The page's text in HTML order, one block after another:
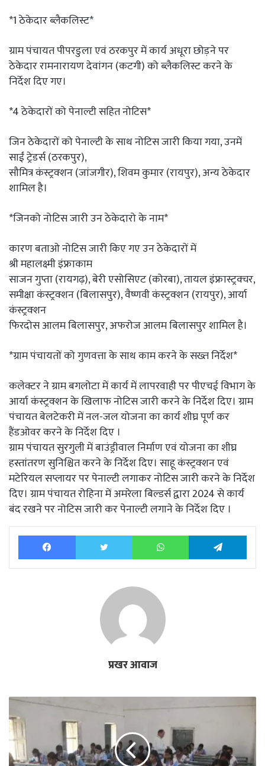
*1 ठेकेदार ब्लैकलिस्ट*
ग्राम पंचायत पीपरडुला एवं ठरकपुर में कार्य अधूरा छोड़ने पर
ठेकेदार रामनारायण देवांगन (कटगी) को ब्लैकलिस्ट करने के
निर्देश दिए गए।
*4 ठेकेदारों को पेनाल्टी सहित नोटिस*
जिन ठेकेदारों को पेनाल्टी के साथ नोटिस जारी किया गया, उनमें
साईं ट्रेडर्स (ठरकपुर),
सौमित्र कंस्ट्रक्शन (जांजगीर), शिवम कुमार (रायपुर), अन्य ठेकेदार
शामिल है।
*जिनको नोटिस जारी उन ठेकेदारो के नाम*
कारण बताओ नोटिस जारी किए गए उन ठेकेदारों में
श्री महालक्ष्मी इंफ्राकाम
साजन गुप्ता (रायगढ़), बेरी एसोसिएट (कोरबा), तायल इंफ्रास्ट्रक्चर,
समीक्षा कंस्ट्रक्शन (बिलासपुर), वैष्णवी कंस्ट्रक्शन (रायपुर), आर्या
कंस्ट्रक्शन
फिरदोस आलम बिलासपुर, अफरोज आलम बिलासपुर शामिल है।
*ग्राम पंचायतों को गुणवत्ता के साथ काम करने के सख्त निर्देश*
कलेक्टर ने ग्राम बगलोटा में कार्य में लापरवाही पर पीएचई विभाग के
आर्या कंस्ट्रक्शन के खिलाफ नोटिस जारी करने के निर्देश दिए। ग्राम
पंचायत बेलटेकरी में नल-जल योजना का कार्य शीघ्र पूर्ण कर
हैंडओवर करने के निर्देश दिए ।
ग्राम पंचायत सुरगुली में बाउंड्रीवाल निर्माण एवं योजना का शीघ्र
हस्तांतरण सुनिश्चित करने के निर्देश दिए। साहू कंस्ट्रक्शन एवं
मटेरियल सप्लायर पर पेनाल्टी लगाकर नोटिस जारी करने के निर्देश
दिए। ग्राम पंचायत रोहिना में अमरेला बिल्डर्स द्वारा 2024 से कार्य
बंद रखने पर नोटिस जारी कर पेनाल्टी लगाने के निर्देश दिए ।
Facebook Twitter WhatsApp
प्रखर आवाज